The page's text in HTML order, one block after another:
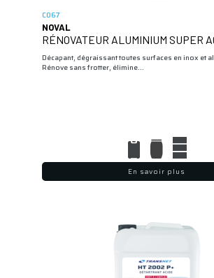
C067
NOVAL
RÉNOVATEUR ALUMINIUM SUPER
Décapant, dégraissant toutes surfaces en inox et
Rénove sans frotter, élimine…
En savoir plus